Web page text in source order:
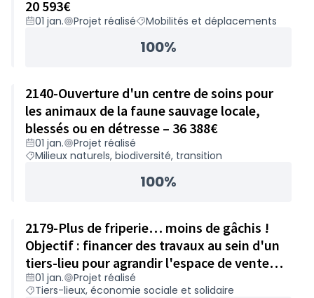
20 593€
01 jan. Projet réalisé Mobilités et déplacements
100%
2140-Ouverture d'un centre de soins pour
les animaux de la faune sauvage locale,
blessés ou en détresse – 36 388€
01 jan.
Projet réalisé
Milieux naturels, biodiversité, transition
100%
2179-Plus de friperie… moins de gâchis !
Objectif : financer des travaux au sein d'un
tiers-lieu pour agrandir l'espace de vente
dédié à la friperie – 46 747€
01 jan.
Projet réalisé
Tiers-lieux, économie sociale et solidaire